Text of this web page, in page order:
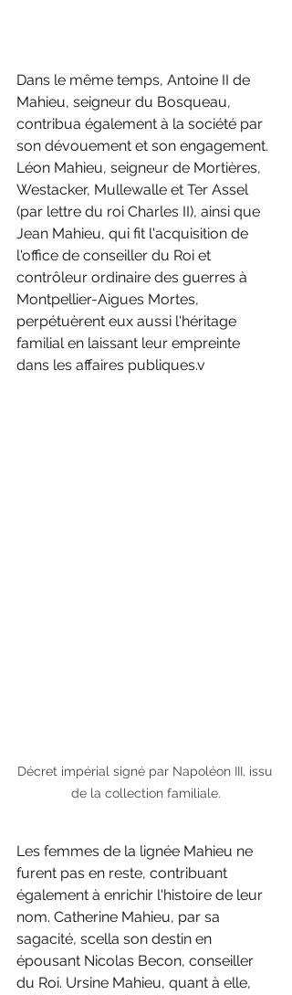
Dans le même temps, Antoine II de
Mahieu, seigneur du Bosqueau,
contribua également à la société par
son dévouement et son engagement.
Léon Mahieu, seigneur de Mortières,
Westacker, Mullewalle et Ter Assel
(par lettre du roi Charles II), ainsi que
Jean Mahieu, qui fit l'acquisition de
l'office de conseiller du Roi et
contrôleur ordinaire des guerres à
Montpellier-Aigues Mortes,
perpétuèrent eux aussi l'héritage
familial en laissant leur empreinte
dans les affaires publiques.v
Décret impérial signé par Napoléon III, issu
de la collection familiale.
Les femmes de la lignée Mahieu ne
furent pas en reste, contribuant
également à enrichir l'histoire de leur
nom. Catherine Mahieu, par sa
sagacité, scella son destin en
épousant Nicolas Becon, conseiller
du Roi. Ursine Mahieu, quant à elle,